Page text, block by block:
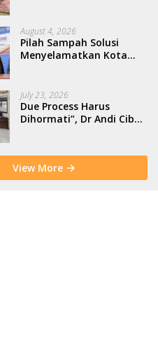
Warga
August 4, 2026
Pilah Sampah Solusi
Menyelamatkan Kota
July 23, 2026
Due Process Harus
Dihormati”, Dr Andi Cibu
Morowali
View More